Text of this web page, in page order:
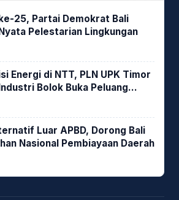
25, Partai Demokrat Bali
Pelestarian Lingkungan
Energi di NTT, PLN UPK Timor
Bolok Buka Peluang
untuk Cofiring PLTU Bolok
Luar APBD, Dorong Bali
Nasional Pembiayaan Daerah